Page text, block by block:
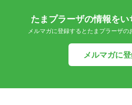
たまプラーザの情報を
メルマガに登録するとたまプラーザ
メルマガに